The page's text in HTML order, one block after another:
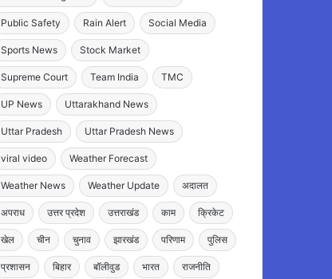
Public Safety Rain Alert Social Media
Sports News Stock Market
Supreme Court Team India TMC
UP News Uttarakhand News
Uttar Pradesh Uttar Pradesh News
viral video Weather Forecast
Weather News Weather Update अदालत
अपराध उत्तर प्रदेश उत्तराखंड काम क्रिकेट
खेल चीन चुनाव झारखंड परिणाम पुलिस
प्रशासन बिहार बॉलीवुड भारत राजनीति